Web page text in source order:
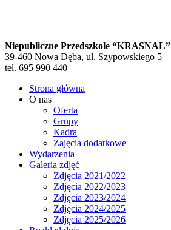
Niepubliczne Przedszkole “KRASNAL”
39-460 Nowa Dęba, ul. Szypowskiego 5
tel. 695 990 440
Strona główna
O nas
Oferta
Grupy
Kadra
Zajęcia dodatkowe
Wydarzenia
Galeria zdjęć
Zdjęcia 2021/2022
Zdjęcia 2022/2023
Zdjęcia 2023/2024
Zdjęcia 2024/2025
Zdjęcia 2025/2026